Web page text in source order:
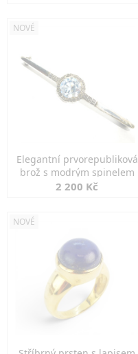
NOVÉ
Elegantní prvorepubliková
brož s modrým spinelem
2 200 Kč
NOVÉ